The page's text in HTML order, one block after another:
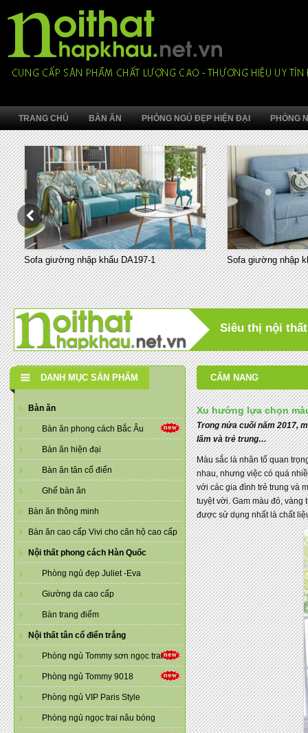
TRANG CHỦ BÀN ĂN PHÒNG NGỦ ĐẸP HIỆN ĐẠI PHÒNG
Sofa giường nhập khẩu DA197-1 Sofa giường nhập
Siêu thị nội
DANH MỤC SẢN PHẨM
Bàn ăn
Bàn ăn phong cách Bắc Âu
Bàn ăn hiện đại
Bàn ăn tân cổ điển
Ghế bàn ăn
Bàn ăn thông minh
Bàn ăn cao cấp Vivi cho căn hộ cao cấp
Nội thất phong cách Hàn Quốc
Phòng ngủ đẹp Juliet -Eva
Giường da cao cấp
Bàn trang điểm
Nội thất tân cổ điển trắng
Phòng ngủ Tommy sơn ngọc trai
Phòng ngủ Tommy 9018
Phòng ngủ VIP Paris Style
Phòng ngủ ngọc trai nâu bóng
CẨM NANG
Xu hướng lựa chọn
Trong nửa cuối năm 2017,
lãm và trẻ trung…
Màu sắc là nhân tố quan
nhau, nhưng việc có quá
với các gia đình trẻ trung và
tuyệt vời. Gam màu đỏ,
được sử dụng nhất là chất